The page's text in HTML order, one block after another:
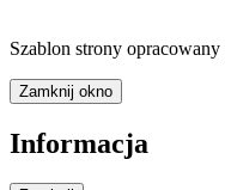
Szablon strony
Zamknij okno
Informacja